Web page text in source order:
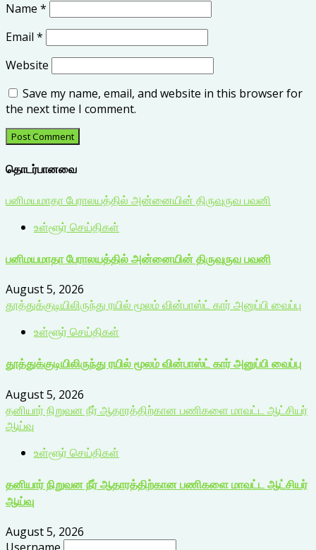
Name *
Email *
Website
Save my name, email, and website in this browser for
the next time I comment.
தொடர்பானவை
பனிமயமாதா பேராலயத்தில் அன்னையின் திருவுருவ பவனி
உள்ளூர் செய்திகள்
பனிமயமாதா பேராலயத்தில் அன்னையின் திருவுருவ பவனி
August 5, 2026
தூத்துக்குடியிலிருந்து ரயில் மூலம் வின்பாஸ்ட் கார் அனுப்பி வைப்பு
உள்ளூர் செய்திகள்
தூத்துக்குடியிலிருந்து ரயில் மூலம் வின்பாஸ்ட் கார் அனுப்பி வைப்பு
August 5, 2026
தனியார் நிறுவன நீர் ஆதாரத்திற்கான பணிகளை மாவட்ட ஆட்சியர்
ஆய்வு
உள்ளூர் செய்திகள்
தனியார் நிறுவன நீர் ஆதாரத்திற்கான பணிகளை மாவட்ட ஆட்சியர்
ஆய்வு
August 5, 2026